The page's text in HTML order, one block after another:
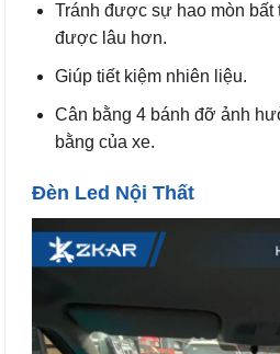
Tránh được sự hao mòn bất
được lâu hơn.
Giúp tiết kiệm nhiên liệu.
Cân bằng 4 bánh đỡ ảnh
bằng của xe.
Đèn Led Nội Thất